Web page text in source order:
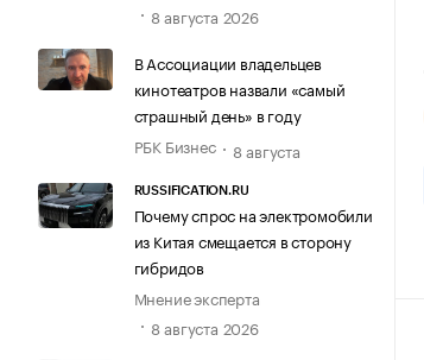
8 августа 2026
В Ассоциации владельцев
кинотеатров назвали «самый
страшный день» в году
РБК Бизнес
8 августа
RUSSIFICATION.RU
Почему спрос на электромобили
из Китая смещается в сторону
гибридов
Мнение эксперта
8 августа 2026